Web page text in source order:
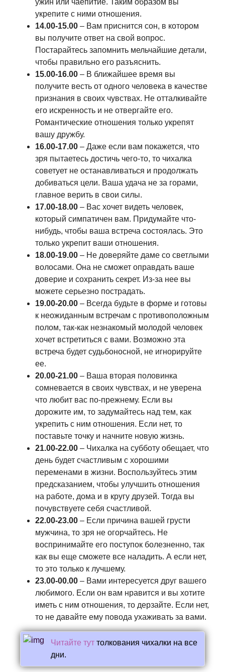
укрепите с ними отношения.
14.00-15.00 – Вам приснится сон, в котором
вы получите ответ на свой вопрос.
Постарайтесь запомнить мельчайшие детали,
чтобы правильно его разъяснить.
15.00-16.00 – В ближайшее время вы
получите весть от одного человека в качестве
признания в своих чувствах. Не отталкивайте
его искренность и не отвергайте его.
Романтические отношения только укрепят
вашу дружбу.
16.00-17.00 – Даже если вам покажется, что
зря пытаетесь достичь чего-то, то чихалка
советует не останавливаться и продолжать
добиваться цели. Ваша удача не за горами,
главное верить в свои силы.
17.00-18.00 – Вас хочет видеть человек,
который симпатичен вам. Придумайте что-
нибудь, чтобы ваша встреча состоялась. Это
только укрепит ваши отношения.
18.00-19.00 – Не доверяйте даме со светлыми
волосами. Она не сможет оправдать ваше
доверие и сохранить секрет. Из-за нее вы
можете серьезно пострадать.
19.00-20.00 – Всегда будьте в форме и готовы
к неожиданным встречам с противоположным
полом, так-как незнакомый молодой человек
хочет встретиться с вами. Возможно эта
встреча будет судьбоносной, не игнорируйте
ее.
20.00-21.00 – Ваша вторая половинка
сомневается в своих чувствах, и не уверена
что любит вас по-прежнему. Если вы
дорожите им, то задумайтесь над тем, как
укрепить с ним отношения. Если нет, то
поставьте точку и начните новую жизнь.
21.00-22.00 – Чихалка на субботу обещает, что
день будет счастливым с хорошими
переменами в жизни. Воспользуйтесь этим
предсказанием, чтобы улучшить отношения
на работе, дома и в кругу друзей. Тогда вы
почувствуете себя счастливой.
22.00-23.00 – Если причина вашей грусти
мужчина, то зря не огорчайтесь. Не
воспринимайте его поступок болезненно, так
как вы еще сможете все наладить. А если нет,
то это только к лучшему.
23.00-00.00 – Вами интересуется друг вашего
любимого. Если он вам нравится и вы хотите
иметь с ним отношения, то дерзайте. Если нет,
то не давайте ему повода ухаживать за вами.
Читайте тут толкования чихалки на все
дни.